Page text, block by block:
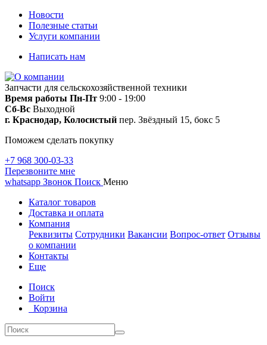
Новости
Полезные статьи
Услуги компании
Написать нам
Запчасти для сельскохозяйственной техники
Время работы Пн-Пт 9:00 - 19:00
Сб-Вс Выходной
г. Краснодар, Колосистый пер. Звёздный 15, бокс 5
Поможем сделать покупку
+7 968 300-03-33
Перезвоните мне
whatsapp Звонок Поиск Меню
Каталог товаров
Доставка и оплата
Компания
Реквизиты Сотрудники Вакансии Вопрос-ответ Отзывы
о компании
Контакты
Еще
Поиск
Войти
Корзина